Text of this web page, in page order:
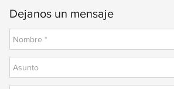
Dejanos un mensaje